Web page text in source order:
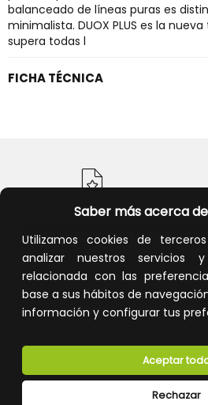
Saber más acerca
Utilizamos cookies de
analizar nuestros servicios
relacionada con las
base a sus hábitos de
información y configurar tus
Rechazar
Aceptar
balanceado de líneas puras es
minimalista. DUOX PLUS es la
supera todas l
FICHA TÉCNICA
Devoluciones